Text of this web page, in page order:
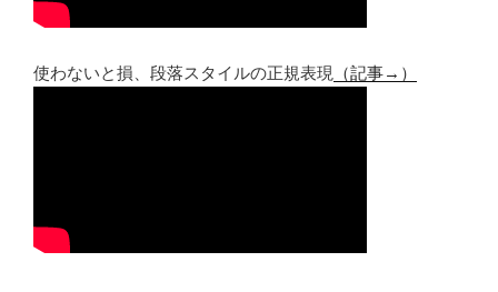
使わないと損、段落スタイルの正規表現 （記事→）